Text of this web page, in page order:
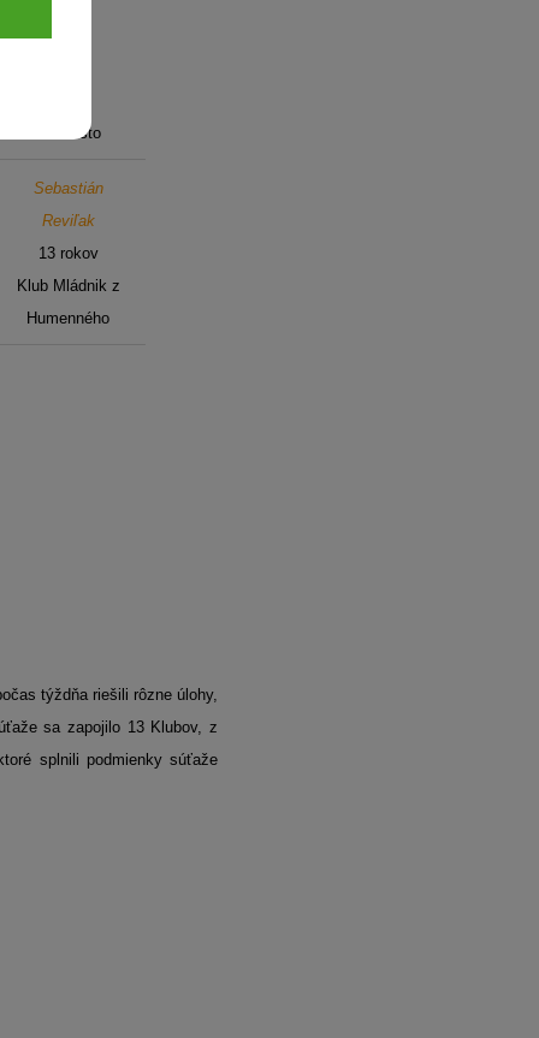
3. miesto
Sebastián
Reviľak
13 rokov
Klub Mládnik z
Humenného
týždňa riešili rôzne úlohy,
sa zapojilo 13 Klubov, z
splnili podmienky súťaže